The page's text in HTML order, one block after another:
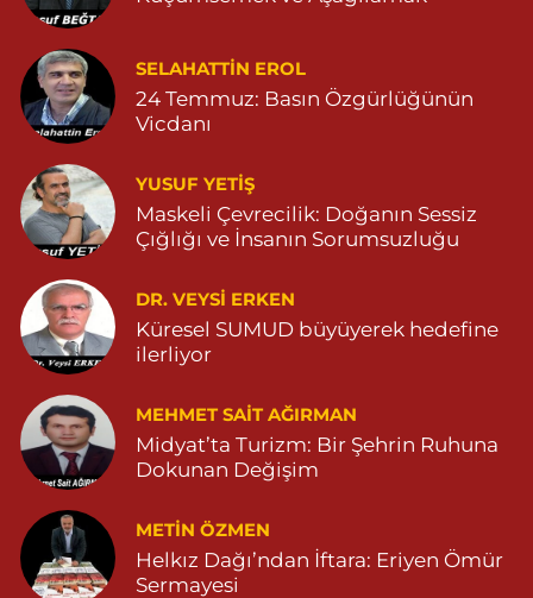
0 (546) 803 43 23
Ömerli Eczanesi
YENİ MAHALLE HASTANE CADDESİ 3086 SOKAK NO:7 2
04825413333
0 (482) 541 33 33
İpek Eczanesi
POYRAZ MAHALLESİ CAMİİ SOKAK NO:28B Başaran market
karşısı 04825111747
0 (482) 511 17 47
Çınarbaş Eczanesi
BAHÇEBAŞI MAHALLESİ HANSEHATUN CADDE NO:120 C
04825911015
0 (482) 591 10 15 Yol Tarifi Al
SELAHATTIN EROL
24 Temmuz: Basın Özgürlüğünün
Vicdanı
YUSUF YETİŞ
Maskeli Çevrecilik: Doğanın Sessiz
Çığlığı ve İnsanın Sorumsuzluğu
DR. VEYSI ERKEN
Küresel SUMUD büyüyerek hedefine
ilerliyor
MEHMET SAIT AĞIRMAN
Midyat’ta Turizm: Bir Şehrin Ruhuna
Dokunan Değişim
METIN ÖZMEN
Helkız Dağı’ndan İftara: Eriyen Ömür
Sermayesi